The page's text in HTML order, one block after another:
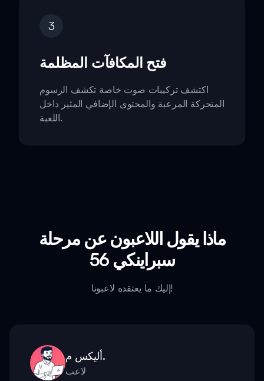
3
فتح المكافآت المظلمة
اكتشف تركيبات صوت خاصة تكشف الرسوم
المتحركة المرعبة والمحتوى الإضافي المثير داخل
اللعبة.
ماذا يقول اللاعبون عن مرحلة
سبراينكي 56
إليك ما يعتقده لاعبونا!
أليكس م.
لاعب